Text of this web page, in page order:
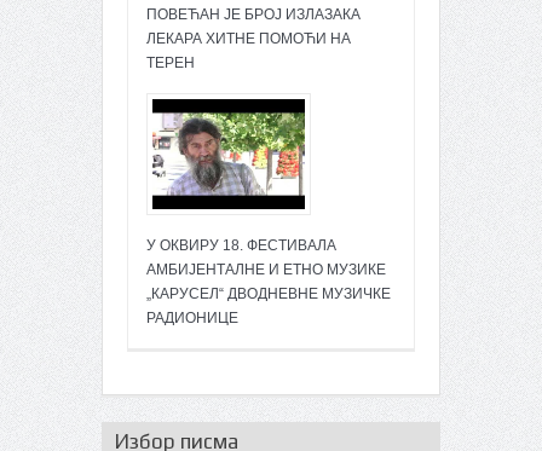
ПОВЕЋАН ЈЕ БРОЈ ИЗЛАЗАКА
ЛЕКАРА ХИТНЕ ПОМОЋИ НА
ТЕРЕН
У ОКВИРУ 18. ФЕСТИВАЛА
АМБИЈЕНТАЛНЕ И ЕТНО МУЗИКЕ
„КАРУСЕЛ“ ДВОДНЕВНЕ МУЗИЧКЕ
РАДИОНИЦЕ
Избор писма